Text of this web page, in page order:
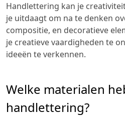
Handlettering kan je
je uitdaagt om na te denken
compositie, en decoratieve
je creatieve vaardigheden te
ideeën te verkennen.
Welke materialen
handlettering?